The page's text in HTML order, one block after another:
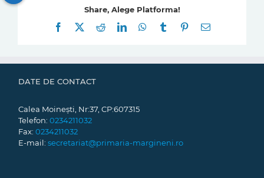
Share, Alege Platforma!
Facebook
RedditLinkedInWhatsApp
Tumblr Pinterest
E-
DATE DE CONTACT
Calea Moinești, Nr:37, CP:607315
Telefon: 0234211032
Fax: 0234211032
E-mail: secretariat@primaria-margineni.ro